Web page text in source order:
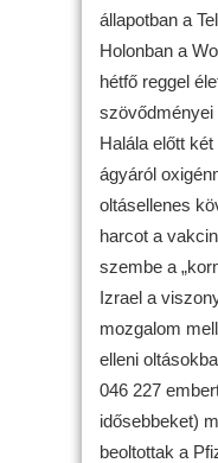
állapotban a
Holonban a
hétfő reggel
szövődményei
Halála előtt
ágyáról
oltásellenes
harcot a
szembe a
Izrael a
mozgalom
elleni
046 227
idősebbeket)
beoltottak a